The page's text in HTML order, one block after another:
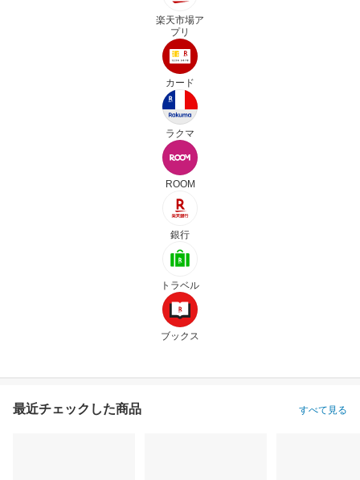
楽天市場ア
プリ
カード
ラクマ
ROOM
銀行
トラベル
ブックス
最近チェックした商品 すべて見る